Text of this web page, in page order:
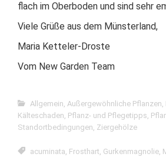
flach im Oberboden und sind sehr
Viele Grüße aus dem Münsterland,
Maria Ketteler-Droste
Vom New Garden Team
Allgemein, Außergewöhnliche Pflanzen,
Kälteschaden, Pflanz- und Pflegetipps,
Standortbedingungen, Ziergehölze
acuminata, Frosthart, Gurkenmagnolie,